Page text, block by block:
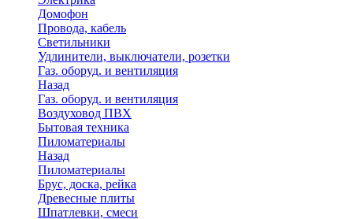
Домофон
Провода, кабель
Светильники
Удлинители, выключатели, розетки
Газ. оборуд. и вентиляция
Назад
Газ. оборуд. и вентиляция
Воздуховод ПВХ
Бытовая техника
Пиломатериалы
Назад
Пиломатериалы
Брус, доска, рейка
Древесные плиты
Шпатлевки, смеси